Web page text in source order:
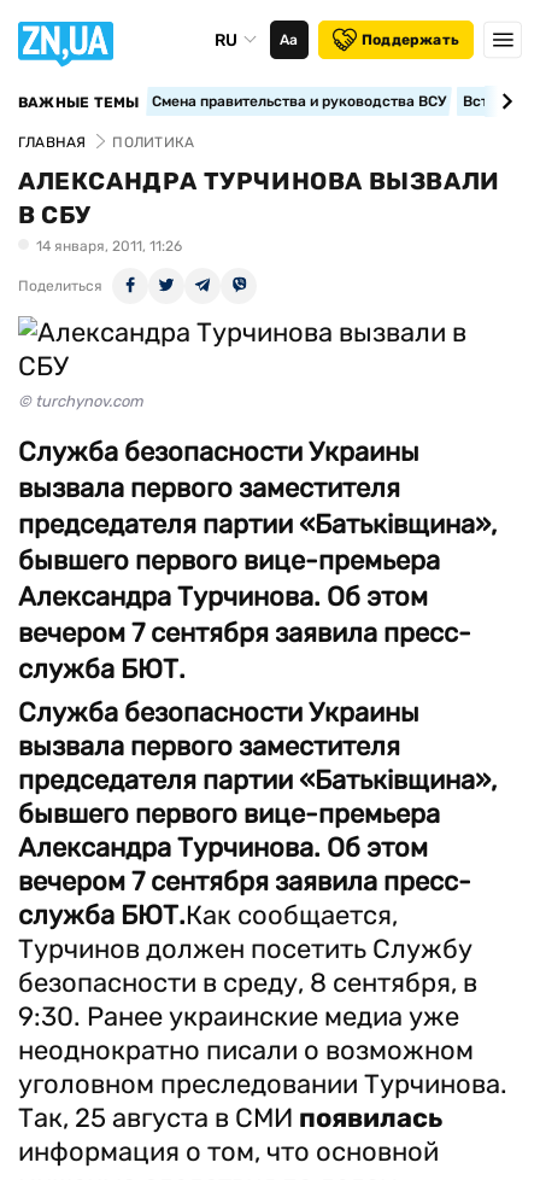
RU Аа Поддержать
ВАЖНЫЕ ТЕМЫ Смена правительства и руководства ВСУ
ГЛАВНАЯ ПОЛИТИКА
АЛЕКСАНДРА ТУРЧИНОВА ВЫЗВАЛИ
В СБУ
14 января, 2011, 11:26
Поделиться
© turchynov.com
Служба безопасности Украины
вызвала первого заместителя
председателя партии «Батьківщина»,
бывшего первого вице-премьера
Александра Турчинова. Об этом
вечером 7 сентября заявила пресс-
служба БЮТ.
Служба безопасности Украины
вызвала первого заместителя
председателя партии «Батьківщина»,
бывшего первого вице-премьера
Александра Турчинова. Об этом
вечером 7 сентября заявила пресс-
служба БЮТ.Как сообщается,
Турчинов должен посетить Службу
безопасности в среду, 8 сентября, в
9:30. Ранее украинские медиа уже
неоднократно писали о возможном
уголовном преследовании Турчинова.
Так, 25 августа в СМИ появилась
информация о том, что основной